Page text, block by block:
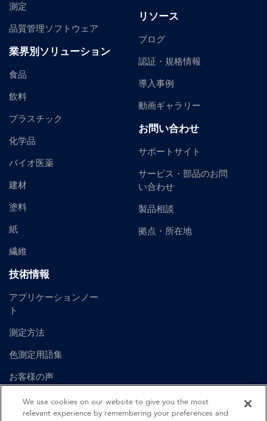
測定
品質管理ソフトウェア
業界別ソリューション
食品
飲料
プラスチック
化学品
バイオ医薬
建材
塗料
紙
繊維
技術情報
アプリケーションノー
ト
測定方法
色測定用語集
お客様の声
ユーザーマニュアル
リソース
ブログ
認証・規格情報
導入事例
動画ギャラリー
お問い合わせ
サポートサイト
サービス・部品のお問
い合わせ
製品相談
拠点・所在地
We use cookies on our website to give you the most
relevant experience by remembering your preferences and